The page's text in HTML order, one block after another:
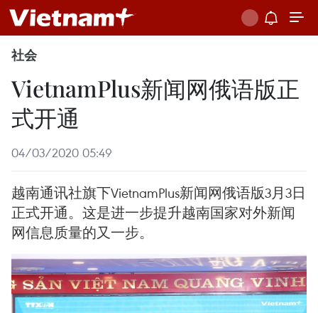
社会
VietnamPlus新闻网俄语版正
式开通
04/03/2020 05:49
越南通讯社旗下VietnamPlus新闻网俄语版3月3日
正式开通。这是进一步提升越南国家对外新闻
网信息质量的又一步。